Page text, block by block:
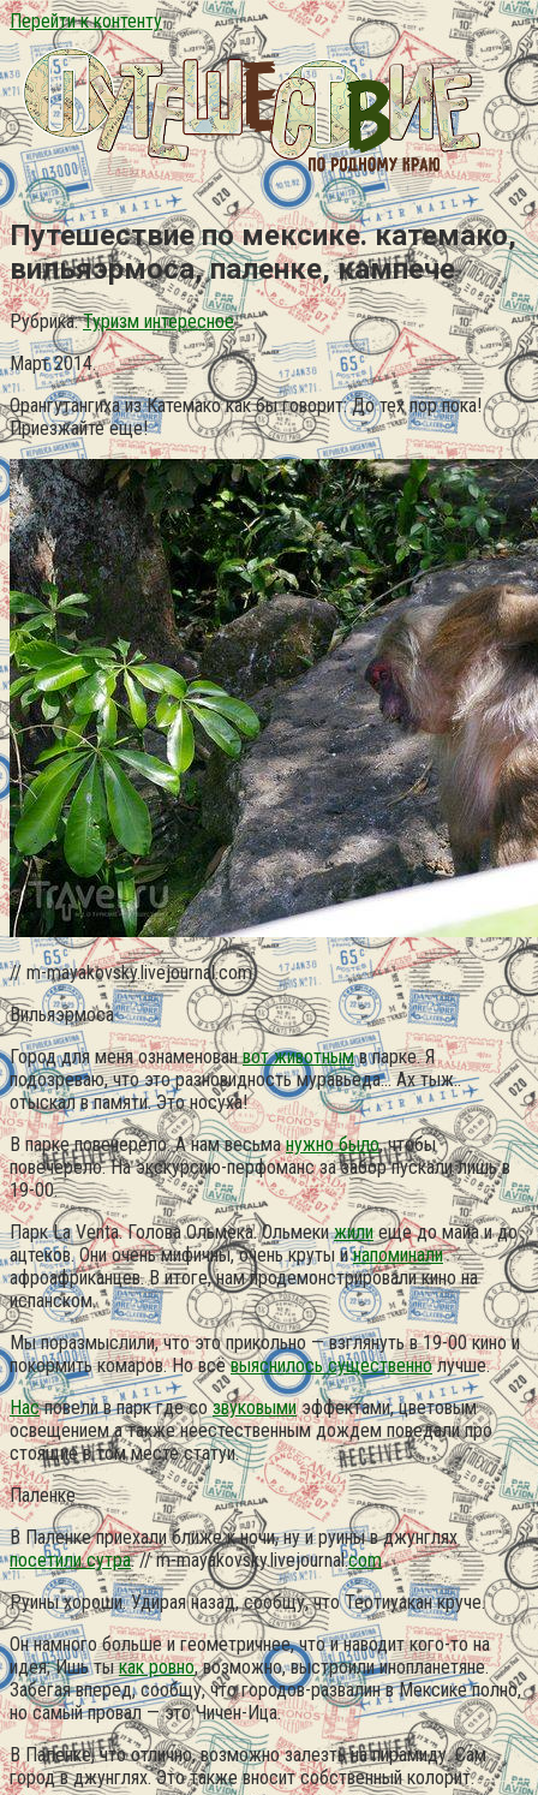
Перейти к контенту
Путешествие по мексике. катемако,
вильяэрмоса, паленке, кампече
Рубрика: Туризм интересное
Март 2014.
Орангутангиха из Катемако как бы говорит: До тех пор пока!
Приезжайте еще!
// m-mayakovsky.livejournal.com
Вильяэрмоса
Город для меня ознаменованвот животнымв парке. Я
подозреваю, что это разновидность муравьеда… Ах тыж..
отыскал в памяти. Это носуха!
В парке повечерело. А нам весьманужно было, чтобы
повечерело. На экскурсию-перфоманс за забор пускали лишь в
19-00.
Парк La Venta. Голова Ольмека. Ольмекижилиеще до майа и до
ацтеков. Они очень мифичны, очень круты инапоминали
афроафриканцев.В итоге, нам продемонстрировали кино на
испанском.
Мы поразмыслили, что это прикольно — взглянуть в 19-00 кино и
покормить комаров. Но всёвыяснилось существеннолучше.
Насповели в парк где созвуковымиэффектами, цветовым
освещением а также неестественным дождем поведали про
стоящие в том месте статуи.
Паленке
В Паленке приехали ближе к ночи, ну и руины в джунглях
посетили сутра. // m-mayakovsky.livejournal.com
Руины хороши. Удирая назад, сообщу, что Теотиуакан круче.
Он намного больше и геометричнее, что и наводит кого-то на
идея; Ишь тыкак ровно, возможно, выстроили инопланетяне.
Забегая вперед, сообщу, что городов-развалин в Мексике полно,
но самый провал — это Чичен-Ица.
В Паленке, что отлично, возможно залезть на пирамиду. Сам
город в джунглях. Это также вносит собственный колорит.